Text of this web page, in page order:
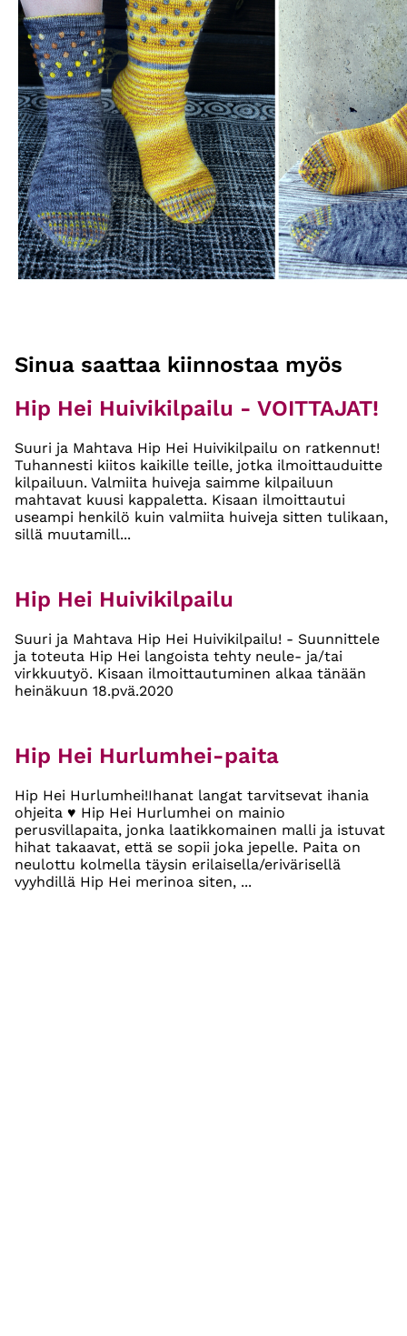
Sinua saattaa kiinnostaa myös
Hip Hei Huivikilpailu - VOITTAJAT!
Suuri ja Mahtava Hip Hei Huivikilpailu on ratkennut!
Tuhannesti kiitos kaikille teille, jotka ilmoittauduitte
kilpailuun. Valmiita huiveja saimme kilpailuun
mahtavat kuusi kappaletta. Kisaan ilmoittautui
useampi henkilö kuin valmiita huiveja sitten tulikaan,
sillä muutamill...
Hip Hei Huivikilpailu
Suuri ja Mahtava Hip Hei Huivikilpailu! - Suunnittele
ja toteuta Hip Hei langoista tehty neule- ja/tai
virkkuutyö. Kisaan ilmoittautuminen alkaa tänään
heinäkuun 18.pvä.2020
Hip Hei Hurlumhei-paita
Hip Hei Hurlumhei!Ihanat langat tarvitsevat ihania
ohjeita ♥ Hip Hei Hurlumhei on mainio
perusvillapaita, jonka laatikkomainen malli ja istuvat
hihat takaavat, että se sopii joka jepelle. Paita on
neulottu kolmella täysin erilaisella/erivärisellä
vyyhdillä Hip Hei merinoa siten, ...